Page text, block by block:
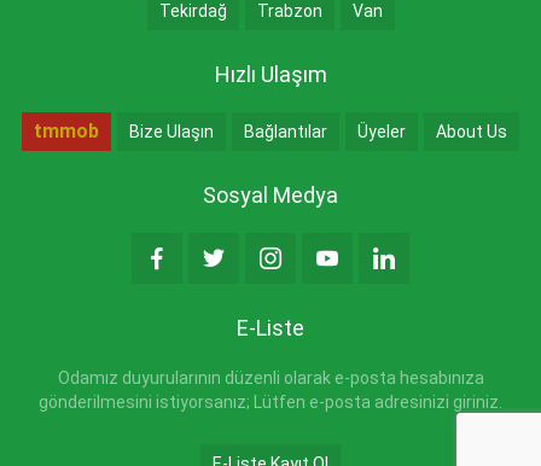
Tekirdağ Trabzon Van
Hızlı Ulaşım
tmmob Bize Ulaşın Bağlantılar Üyeler About Us
Sosyal Medya
E-Liste
Odamız duyurularının düzenli olarak e-posta hesabınıza
gönderilmesini istiyorsanız; Lütfen e-posta adresinizi giriniz.